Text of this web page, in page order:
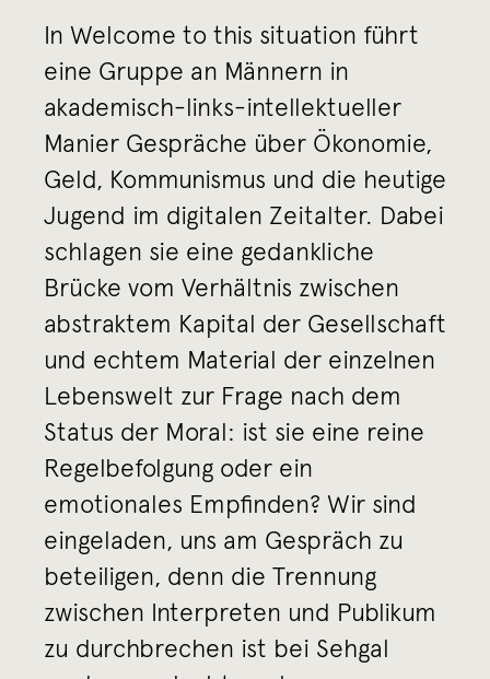
In Welcome to this situation führt
eine Gruppe an Männern in
akademisch-links-intellektueller
Manier Gespräche über Ökonomie,
Geld, Kommunismus und die heutige
Jugend im digitalen Zeitalter. Dabei
schlagen sie eine gedankliche
Brücke vom Verhältnis zwischen
abstraktem Kapital der Gesellschaft
und echtem Material der einzelnen
Lebenswelt zur Frage nach dem
Status der Moral: ist sie eine reine
Regelbefolgung oder ein
emotionales Empfinden? Wir sind
eingeladen, uns am Gespräch zu
beteiligen, denn die Trennung
zwischen Interpreten und Publikum
zu durchbrechen ist bei Sehgal